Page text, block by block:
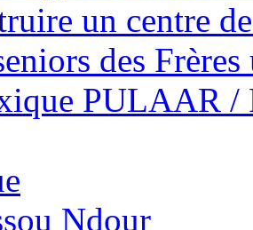
un centre
des Frères
PULAAR
Ndour